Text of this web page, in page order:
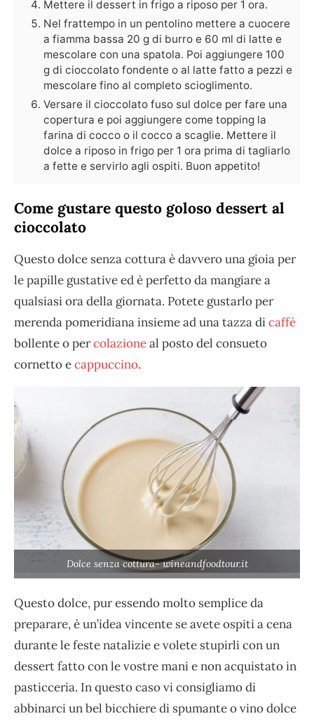
Mettere il dessert in frigo a riposo per 1 ora.
Nel frattempo in un pentolino mettere a cuocere
a fiamma bassa 20 g di burro e 60 ml di latte e
mescolare con una spatola. Poi aggiungere 100
g di cioccolato fondente o al latte fatto a pezzi e
mescolare fino al completo scioglimento.
Versare il cioccolato fuso sul dolce per fare una
copertura e poi aggiungere come topping la
farina di cocco o il cocco a scaglie. Mettere il
dolce a riposo in frigo per 1 ora prima di tagliarlo
a fette e servirlo agli ospiti. Buon appetito!
Come gustare questo goloso dessert al
cioccolato
Questo dolce senza cottura è davvero una gioia per
le papille gustative ed è perfetto da mangiare a
qualsiasi ora della giornata. Potete gustarlo per
merenda pomeridiana insieme ad una tazza dicaffè
bollente o percolazioneal posto del consueto
cornetto ecappuccino.
Dolce senza cottura- wineandfoodtour.it
Questo dolce, pur essendo molto semplice da
preparare, è un’idea vincente se avete ospiti a cena
durante le feste natalizie e volete stupirli con un
dessert fatto con le vostre mani e non acquistato in
pasticceria. In questo caso vi consigliamo di
abbinarci un bel bicchiere di spumante o vino dolce